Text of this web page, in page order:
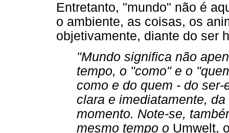
Entretanto, "mundo" não é
o ambiente, as coisas, os
objetivamente, diante do ser
"Mundo significa não
tempo, o "como" e o
como e do quem - do
clara e imediatamente,
momento. Note-se,
mesmo tempo o Umwelt,